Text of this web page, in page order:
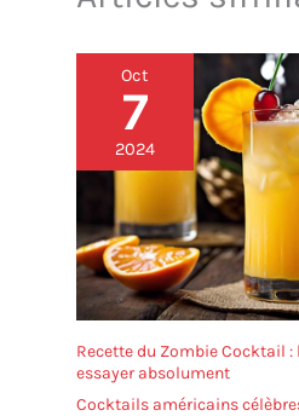
Oct
7
2024
Recette du Zombie Cocktail
essayer absolument
Cocktails américains